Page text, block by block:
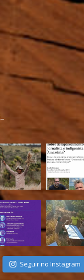
Seguir no Instagram